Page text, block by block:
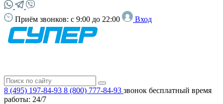
Приём звонков: с 9:00 до 22:00 Вход
8 (495) 197-84-93 8 (800) 777-84-93 звонок бесплатный время
работы: 24/7